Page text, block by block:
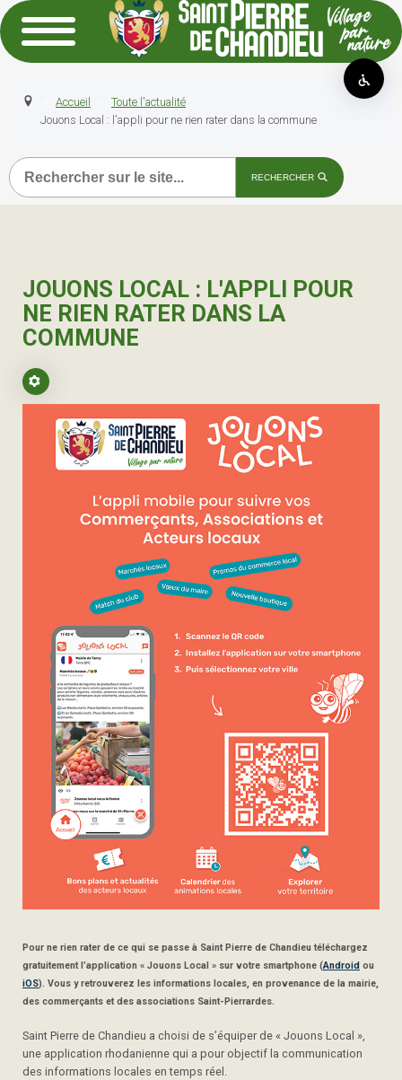
Accueil
Toute l'actualité
Jouons Local : l'appli pour ne rien rater dans la commune
Recherche
RECHERCHER
JOUONS LOCAL : L'APPLI POUR
NE RIEN RATER DANS LA
COMMUNE
Pour ne rien rater de ce qui se passe à Saint Pierre de Chandieu téléchargez
gratuitement l’application « Jouons Local » sur votre smartphone (Android ou
iOS). Vous y retrouverez les informations locales, en provenance de la mairie,
des commerçants et des associations Saint-Pierrardes.
Saint Pierre de Chandieu a choisi de s’équiper de « Jouons Local »,
une application rhodanienne qui a pour objectif la communication
des informations locales en temps réel.